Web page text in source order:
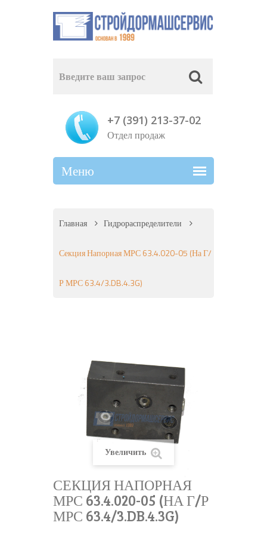
+7 (391) 213-37-02
Отдел продаж
Главная Гидрораспределители
Секция Напорная МРС 63.4.020-05 (на Г/
Р МРС 63.4/3.DB.4.3G)
Увеличить
СЕКЦИЯ НАПОРНАЯ
МРС 63.4.020-05 (НА Г/Р
МРС 63.4/3.DB.4.3G)